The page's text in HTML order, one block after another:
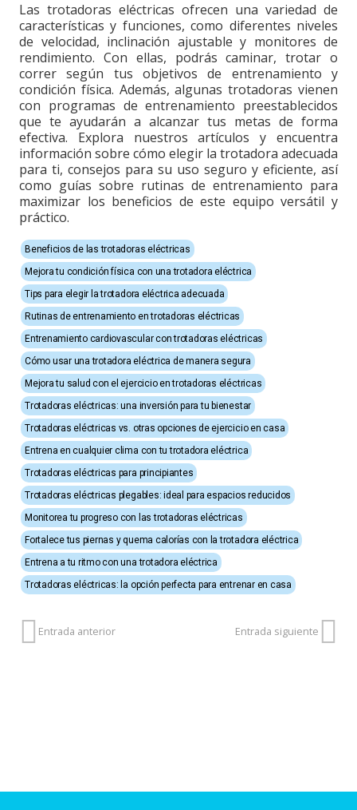
Las trotadoras eléctricas ofrecen una variedad de
características y funciones, como diferentes niveles
de velocidad, inclinación ajustable y monitores de
rendimiento. Con ellas, podrás caminar, trotar o
correr según tus objetivos de entrenamiento y
condición física. Además, algunas trotadoras vienen
con programas de entrenamiento preestablecidos
que te ayudarán a alcanzar tus metas de forma
efectiva. Explora nuestros artículos y encuentra
información sobre cómo elegir la trotadora adecuada
para ti, consejos para su uso seguro y eficiente, así
como guías sobre rutinas de entrenamiento para
maximizar los beneficios de este equipo versátil y
práctico.
Beneficios de las trotadoras eléctricas
Mejora tu condición física con una trotadora eléctrica
Tips para elegir la trotadora eléctrica adecuada
Rutinas de entrenamiento en trotadoras eléctricas
Entrenamiento cardiovascular con trotadoras eléctricas
Cómo usar una trotadora eléctrica de manera segura
Mejora tu salud con el ejercicio en trotadoras eléctricas
Trotadoras eléctricas: una inversión para tu bienestar
Trotadoras eléctricas vs. otras opciones de ejercicio en casa
Entrena en cualquier clima con tu trotadora eléctrica
Trotadoras eléctricas para principiantes
Trotadoras eléctricas plegables: ideal para espacios reducidos
Monitorea tu progreso con las trotadoras eléctricas
Fortalece tus piernas y quema calorías con la trotadora eléctrica
Entrena a tu ritmo con una trotadora eléctrica
Trotadoras eléctricas: la opción perfecta para entrenar en casa
Entrada anterior Entrada siguiente